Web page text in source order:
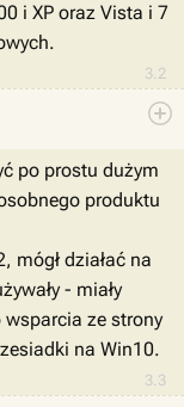
3.2
i XP oraz Vista i 7
3.3
po prostu dużym
produktu
mógł działać na
- miały
wsparcia ze strony
na Win10.